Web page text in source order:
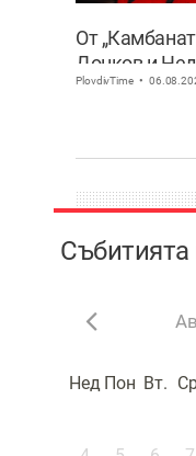
От
Донков и
съвместен
PlovdivTime
Нед Пон Вт.